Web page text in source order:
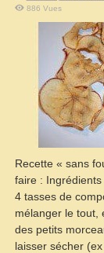
886 Vues
Recette « sans
faire :
4 tasses de
mélanger le tout,
des petits
laisser sécher